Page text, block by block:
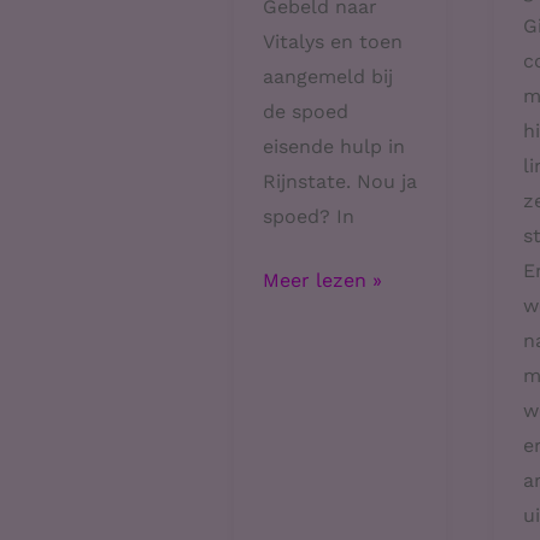
Gebeld naar
Vitalys en toen
aangemeld bij
de spoed
eisende hulp in
Rijnstate. Nou ja
spoed? In
Opgenomen
Meer lezen »